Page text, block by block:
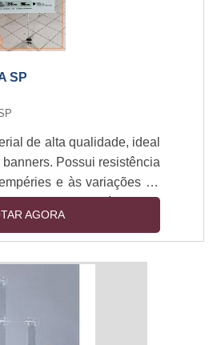
de consultoria para ajudar
as melhores decisões
de placa livre. Se você
em contato conosco
SP
de alta qualidade, ideal
Possui resistência
e às variações de
ser leve e flexível. Seu
para a impressão de
a qualidade e
Os banners em lona
divulgação de eventos,
publicitárias e muito
de um banner resistente
sp é a melhor opção.
AGORA